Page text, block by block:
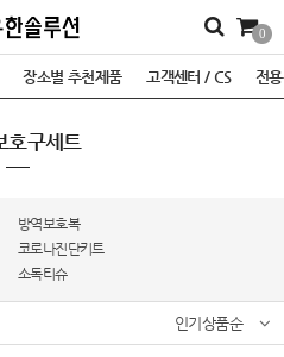
0
장소별 추천제품 고객센터 / CS 전
호구세트
방역보호복
코로나진단키트
소독티슈
인기상품순